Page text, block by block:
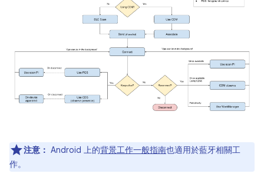
注意： Android 上的背景工作一般指南也適用於藍牙相關工
作。